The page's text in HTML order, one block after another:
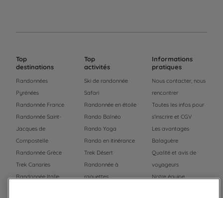
Top
destinations
Randonnées
Pyrénées
Randonnée France
Randonnée Saint-
Jacques de
Compostelle
Randonnée Grèce
Trek Canaries
Randonnée Italie
Top
activités
Ski de randonnée
Safari
Randonnée en étoile
Rando Balnéo
Rando Yoga
Rando en itinérance
Trek Désert
Randonnée à
raquettes
Informations
pratiques
Nous contacter, nous
rencontrer
Toutes les infos pour
s'inscrire et CGV
Les avantages
Balaguère
Qualité et avis de
voyageurs
Notre équipe